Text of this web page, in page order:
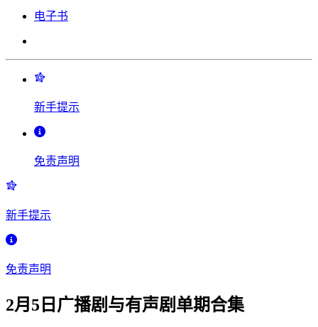
电子书
新手提示
免责声明
新手提示
免责声明
2月5日广播剧与有声剧单期合集